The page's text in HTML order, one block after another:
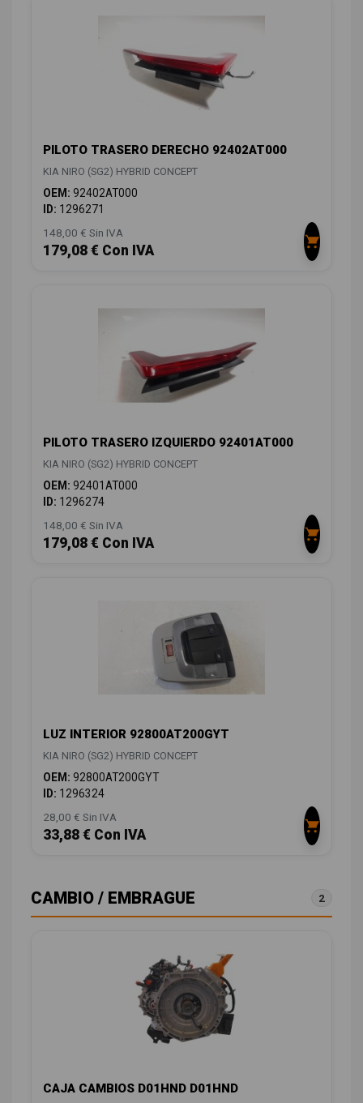
PILOTO TRASERO DERECHO 92402AT000
KIA NIRO (SG2) HYBRID CONCEPT
OEM: 92402AT000
ID: 1296271
148,00 € Sin IVA
179,08 € Con IVA
PILOTO TRASERO IZQUIERDO 92401AT000
KIA NIRO (SG2) HYBRID CONCEPT
OEM: 92401AT000
ID: 1296274
148,00 € Sin IVA
179,08 € Con IVA
LUZ INTERIOR 92800AT200GYT
KIA NIRO (SG2) HYBRID CONCEPT
OEM: 92800AT200GYT
ID: 1296324
28,00 € Sin IVA
33,88 € Con IVA
CAMBIO / EMBRAGUE 2
CAJA CAMBIOS D01HND D01HND